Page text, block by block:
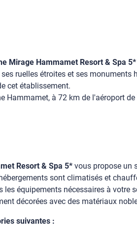
Mirage Hammamet Resort & Spa 5*
ruelles étroites et ses
cet établissement.
Hammamet, à 72 km de l'aéroport
Resort & Spa 5* vous propose un
sont climatisés et
équipements nécessaires à
décorées avec des matériaux
suivantes :